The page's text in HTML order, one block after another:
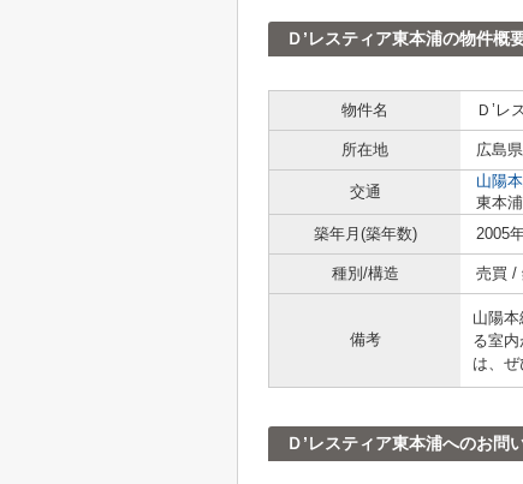
Ｄ’レスティア東本浦の物件概
物件名
Ｄ’レ
所在地 広島県
交通
山陽
東本
築年月(築年数)
2005
種別/構造 売買 /
備考
山陽
る室
は、
Ｄ’レスティア東本浦へのお問